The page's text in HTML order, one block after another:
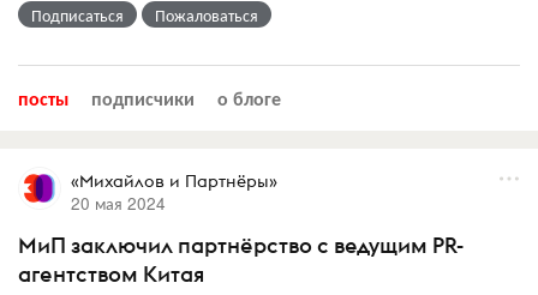
Подписаться Пожаловаться
посты подписчики о блоге
«Михайлов и Партнёры»
20 мая 2024
МиП заключил партнёрство с ведущим PR-
агентством Китая